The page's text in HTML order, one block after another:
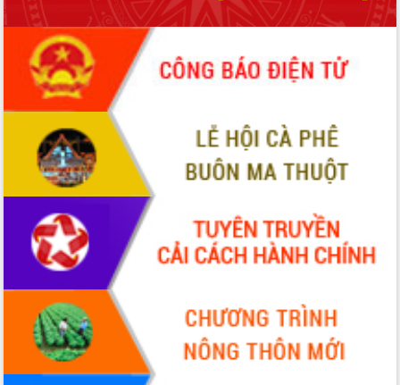
VIDEO
Không có file video nào để phát.
ALBUM ẢNH